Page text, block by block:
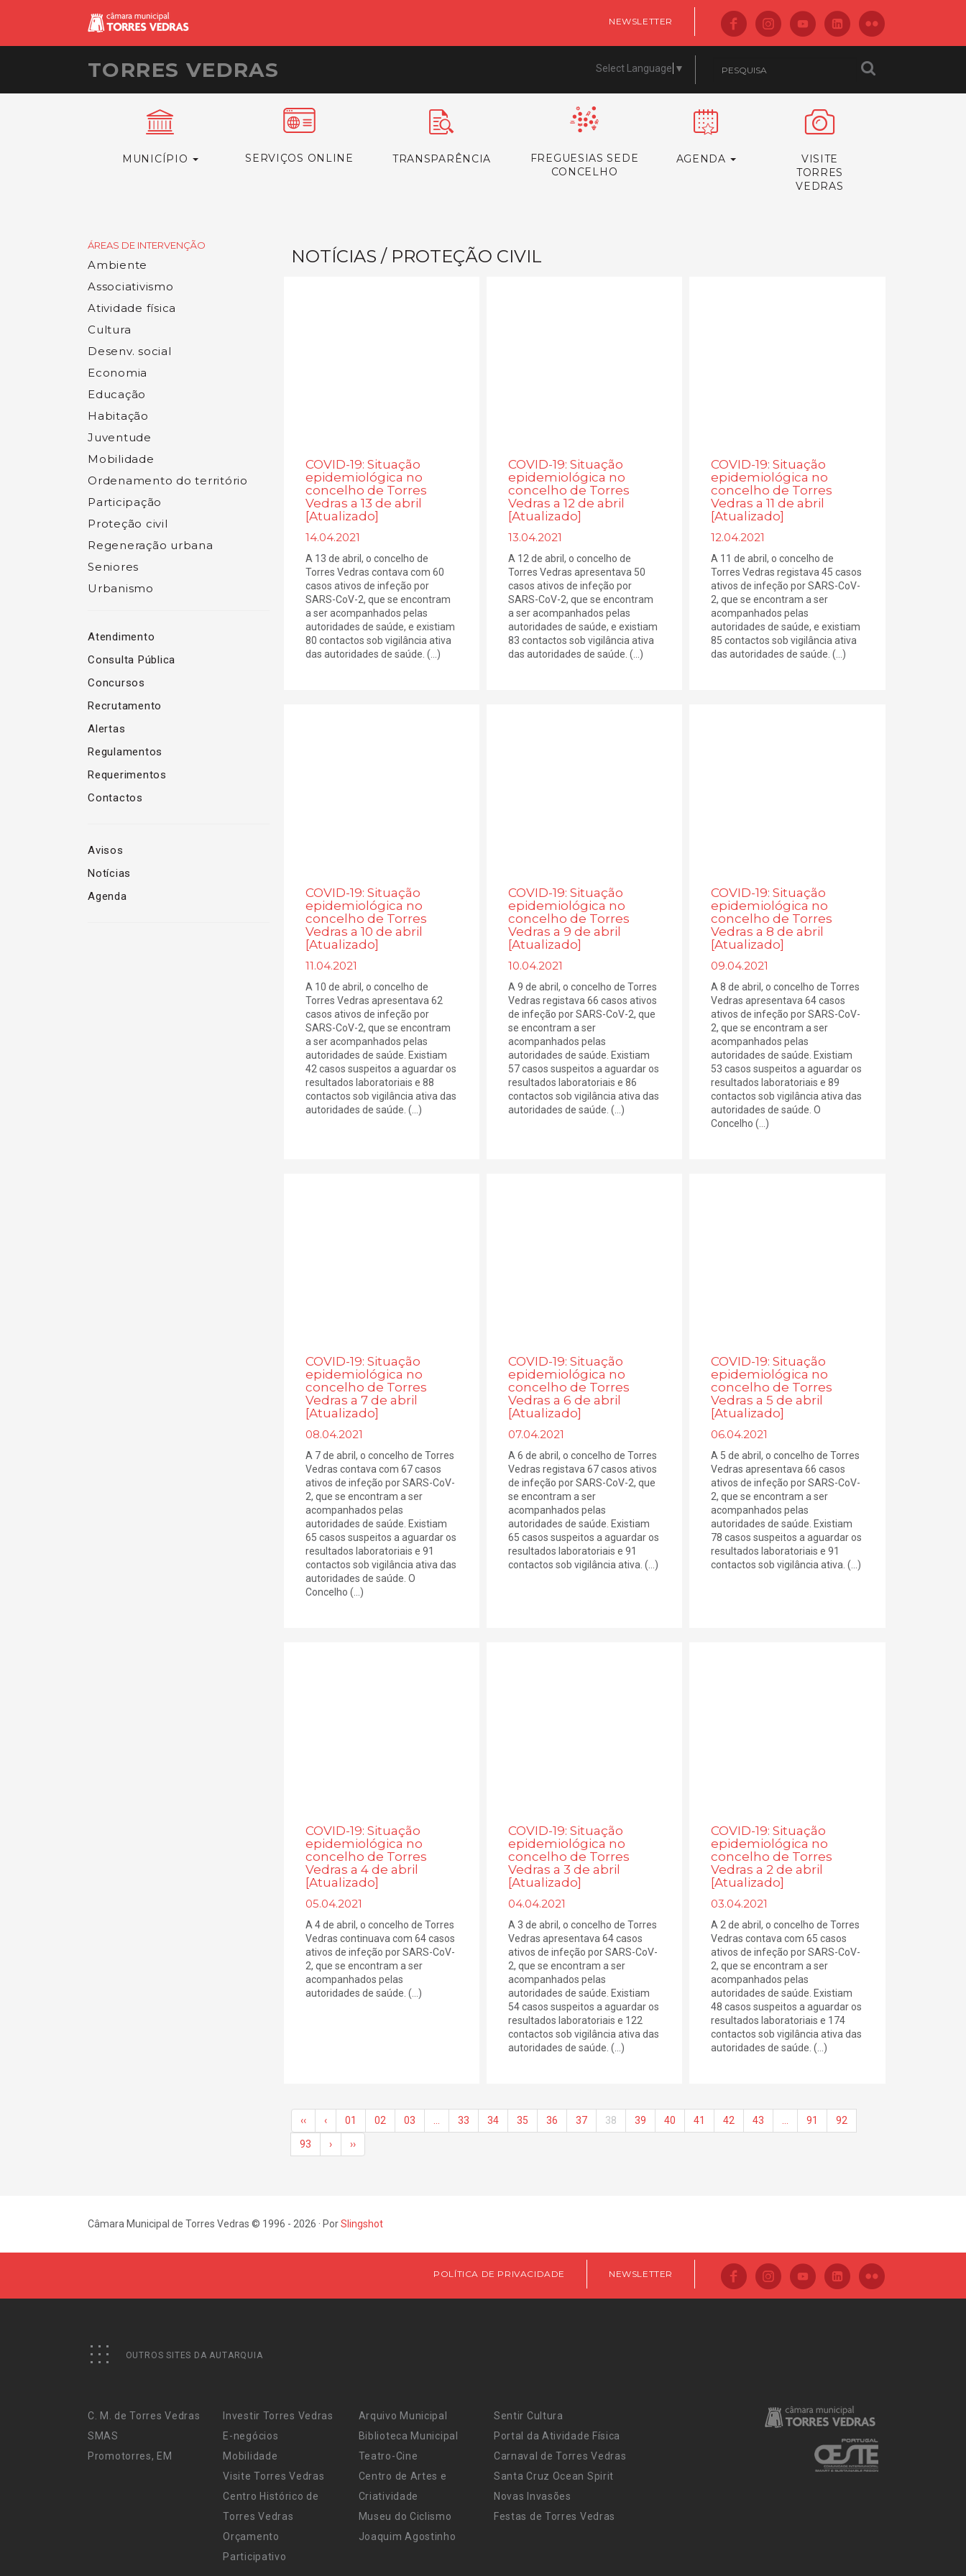
NEWSLETTER
TORRES VEDRAS Select Language ▼
MUNICÍPIO SERVIÇOS ONLINE TRANSPARÊNCIA
FREGUESIAS SEDE
CONCELHO
AGENDA
VISITE
TORRES
VEDRAS
ÁREAS DE INTERVENÇÃO
Ambiente
Associativismo
Atividade física
Cultura
Desenv. social
Economia
Educação
Habitação
Juventude
Mobilidade
Ordenamento do território
Participação
Proteção civil
Regeneração urbana
Seniores
Urbanismo
Atendimento
Consulta Pública
Concursos
Recrutamento
Alertas
Regulamentos
Requerimentos
Contactos
Avisos
Notícias
Agenda
NOTÍCIAS / PROTEÇÃO CIVIL
COVID-19: Situação
epidemiológica no
concelho de Torres
Vedras a 13 de abril
[Atualizado]
14.04.2021
A 13 de abril, o concelho de
Torres Vedras contava com 60
casos ativos de infeção por
SARS-CoV-2, que se encontram
a ser acompanhados pelas
autoridades de saúde, e existiam
80 contactos sob vigilância ativa
das autoridades de saúde. (...)
COVID-19: Situação
epidemiológica no
concelho de Torres
Vedras a 12 de abril
[Atualizado]
13.04.2021
A 12 de abril, o concelho de
Torres Vedras apresentava 50
casos ativos de infeção por
SARS-CoV-2, que se encontram
a ser acompanhados pelas
autoridades de saúde, e existiam
83 contactos sob vigilância ativa
das autoridades de saúde. (...)
COVID-19: Situação
epidemiológica no
concelho de Torres
Vedras a 11 de abril
[Atualizado]
12.04.2021
A 11 de abril, o concelho de
Torres Vedras registava 45 casos
ativos de infeção por SARS-CoV-
2, que se encontram a ser
acompanhados pelas
autoridades de saúde, e existiam
85 contactos sob vigilância ativa
das autoridades de saúde. (...)
COVID-19: Situação
epidemiológica no
concelho de Torres
Vedras a 10 de abril
[Atualizado]
11.04.2021
A 10 de abril, o concelho de
Torres Vedras apresentava 62
casos ativos de infeção por
SARS-CoV-2, que se encontram
a ser acompanhados pelas
autoridades de saúde. Existiam
42 casos suspeitos a aguardar os
resultados laboratoriais e 88
contactos sob vigilância ativa das
autoridades de saúde. (...)
COVID-19: Situação
epidemiológica no
concelho de Torres
Vedras a 9 de abril
[Atualizado]
10.04.2021
A 9 de abril, o concelho de Torres
Vedras registava 66 casos ativos
de infeção por SARS-CoV-2, que
se encontram a ser
acompanhados pelas
autoridades de saúde. Existiam
57 casos suspeitos a aguardar os
resultados laboratoriais e 86
contactos sob vigilância ativa das
autoridades de saúde. (...)
COVID-19: Situação
epidemiológica no
concelho de Torres
Vedras a 8 de abril
[Atualizado]
09.04.2021
A 8 de abril, o concelho de Torres
Vedras apresentava 64 casos
ativos de infeção por SARS-CoV-
2, que se encontram a ser
acompanhados pelas
autoridades de saúde. Existiam
53 casos suspeitos a aguardar os
resultados laboratoriais e 89
contactos sob vigilância ativa das
autoridades de saúde. O
Concelho (...)
COVID-19: Situação
epidemiológica no
concelho de Torres
Vedras a 7 de abril
[Atualizado]
08.04.2021
A 7 de abril, o concelho de Torres
Vedras contava com 67 casos
ativos de infeção por SARS-CoV-
2, que se encontram a ser
acompanhados pelas
autoridades de saúde. Existiam
65 casos suspeitos a aguardar os
resultados laboratoriais e 91
contactos sob vigilância ativa das
autoridades de saúde. O
Concelho (...)
COVID-19: Situação
epidemiológica no
concelho de Torres
Vedras a 6 de abril
[Atualizado]
07.04.2021
A 6 de abril, o concelho de Torres
Vedras registava 67 casos ativos
de infeção por SARS-CoV-2, que
se encontram a ser
acompanhados pelas
autoridades de saúde. Existiam
65 casos suspeitos a aguardar os
resultados laboratoriais e 91
contactos sob vigilância ativa. (...)
COVID-19: Situação
epidemiológica no
concelho de Torres
Vedras a 5 de abril
[Atualizado]
06.04.2021
A 5 de abril, o concelho de Torres
Vedras apresentava 66 casos
ativos de infeção por SARS-CoV-
2, que se encontram a ser
acompanhados pelas
autoridades de saúde. Existiam
78 casos suspeitos a aguardar os
resultados laboratoriais e 91
contactos sob vigilância ativa. (...)
COVID-19: Situação
epidemiológica no
concelho de Torres
Vedras a 4 de abril
[Atualizado]
05.04.2021
A 4 de abril, o concelho de Torres
Vedras continuava com 64 casos
ativos de infeção por SARS-CoV-
2, que se encontram a ser
acompanhados pelas
autoridades de saúde. (...)
COVID-19: Situação
epidemiológica no
concelho de Torres
Vedras a 3 de abril
[Atualizado]
04.04.2021
A 3 de abril, o concelho de Torres
Vedras apresentava 64 casos
ativos de infeção por SARS-CoV-
2, que se encontram a ser
acompanhados pelas
autoridades de saúde. Existiam
54 casos suspeitos a aguardar os
resultados laboratoriais e 122
contactos sob vigilância ativa das
autoridades de saúde. (...)
COVID-19: Situação
epidemiológica no
concelho de Torres
Vedras a 2 de abril
[Atualizado]
03.04.2021
A 2 de abril, o concelho de Torres
Vedras contava com 65 casos
ativos de infeção por SARS-CoV-
2, que se encontram a ser
acompanhados pelas
autoridades de saúde. Existiam
48 casos suspeitos a aguardar os
resultados laboratoriais e 174
contactos sob vigilância ativa das
autoridades de saúde. (...)
‹‹ ‹ 01 02 03 33 34 35 36 37 38 39 40 41 42 43 91 92
93 › ››
Câmara Municipal de Torres Vedras © 1996 - 2026 · PorSlingshot
POLÍTICA DE PRIVACIDADE NEWSLETTER
OUTROS SITES DA AUTARQUIA
C. M. de Torres Vedras
SMAS
Promotorres, EM
Investir Torres Vedras
E-negócios
Mobilidade
Visite Torres Vedras
Centro Histórico de
Torres Vedras
Orçamento
Participativo
Arquivo Municipal
Biblioteca Municipal
Teatro-Cine
Centro de Artes e
Criatividade
Museu do Ciclismo
Joaquim Agostinho
Sentir Cultura
Portal da Atividade Física
Carnaval de Torres Vedras
Santa Cruz Ocean Spirit
Novas Invasões
Festas de Torres Vedras